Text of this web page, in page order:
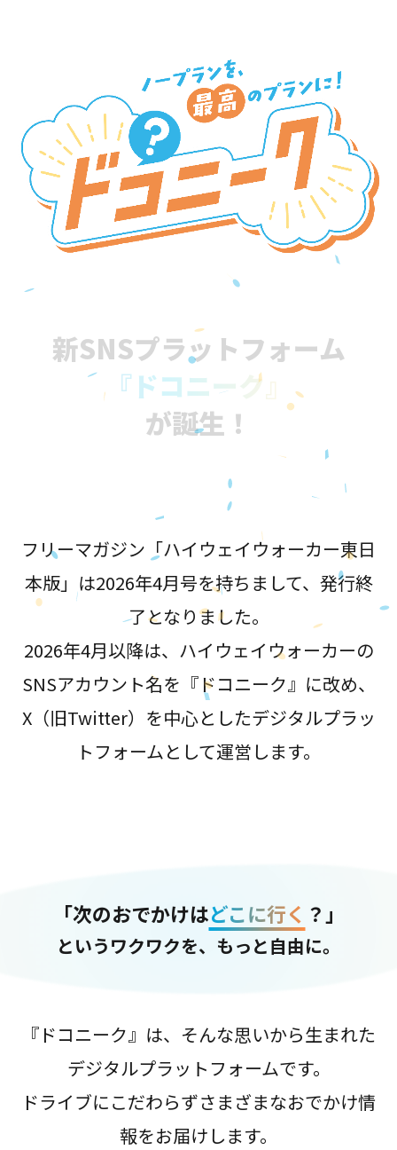
新SNSプラットフォーム
『ドコニーク』
が誕生！
フリーマガジン「ハイウェイウォーカー東日
本版」は2026年4月号を持ちまして、発行終
了となりました。
2026年4月以降は、ハイウェイウォーカーの
SNSアカウント名を『ドコニーク』に改め、
X（旧Twitter）を中心としたデジタルプラッ
トフォームとして運営します。
「次のおでかけはどこに行く ？」
というワクワクを、もっと自由に。
『ドコニーク』は、そんな思いから生まれた
デジタルプラットフォームです。
ドライブにこだわらずさまざまなおでかけ情
報をお届けします。